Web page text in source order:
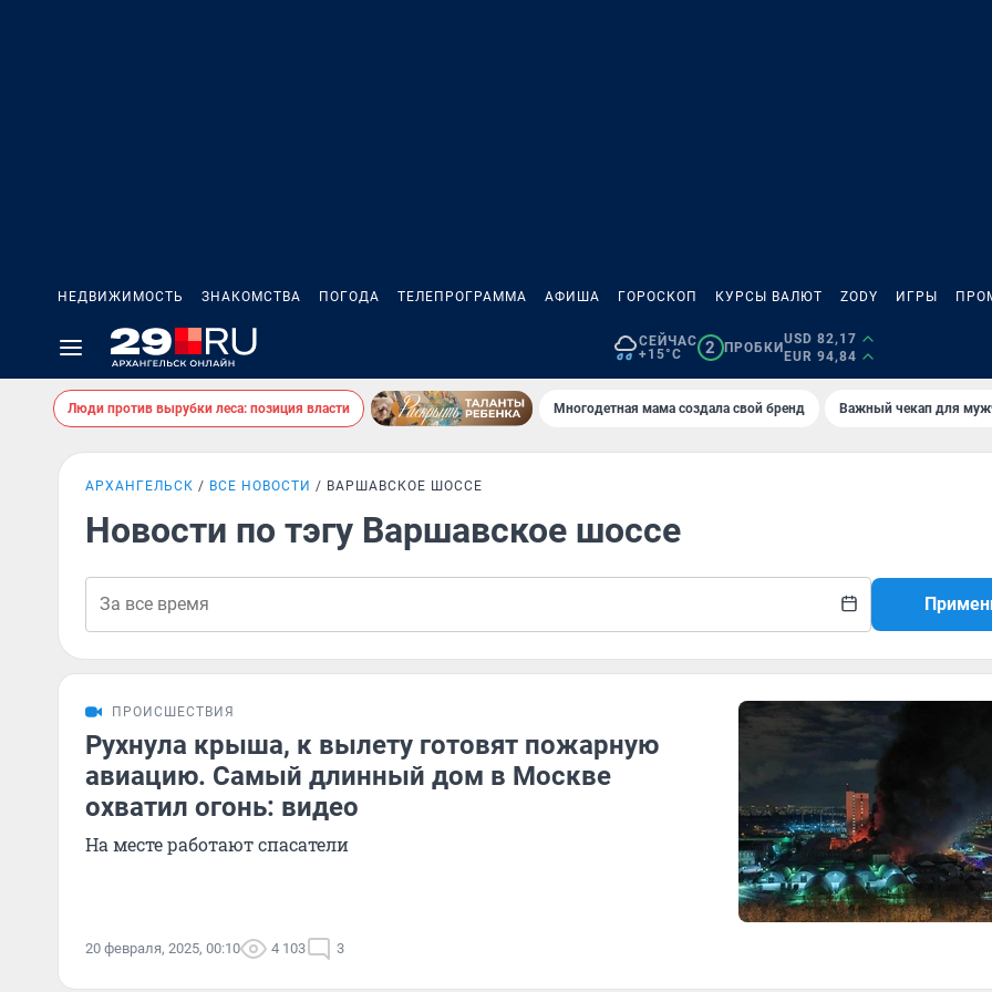
НЕДВИЖИМОСТЬ ЗНАКОМСТВА ПОГОДА ТЕЛЕПРОГРАММА АФИША ГОРОСКОП КУРСЫ ВАЛЮТ ZODY ИГРЫ
СЕЙЧАС
+15°C
2 ПРОБКИ
USD 82,17
EUR 94,84
Люди против вырубки леса: позиция власти Многодетная мама создала свой бренд Важный чекап для
АРХАНГЕЛЬСК ВСЕ НОВОСТИ ВАРШАВСКОЕ ШОССЕ
Новости по тэгу Варшавское шоссе
ПРОИСШЕСТВИЯ
Рухнула крыша, к вылету готовят пожарную
авиацию. Самый длинный дом в Москве
охватил огонь: видео
На месте работают спасатели
20 февраля, 2025, 00:10 4 103 3